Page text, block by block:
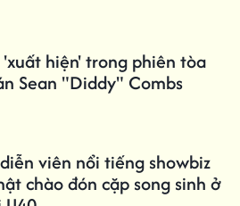
'xuất hiện' trong phiên tòa
Sean "Diddy" Combs
viên nổi tiếng showbiz
chào đón cặp song sinh ở